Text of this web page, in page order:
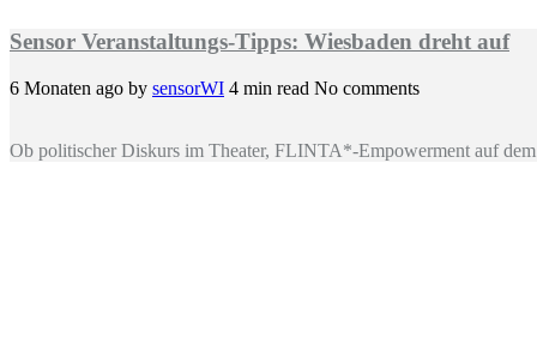
Sensor Veranstaltungs-Tipps: Wiesbaden dreht auf
6 Monaten ago by sensorWI 4 min read No comments
Ob politischer Diskurs im Theater, FLINTA*-Empowerment auf